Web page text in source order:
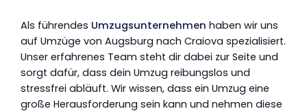
Als führendes Umzugsunternehmen haben wir uns
auf Umzüge von Augsburg nach Craiova spezialisiert.
Unser erfahrenes Team steht dir dabei zur Seite und
sorgt dafür, dass dein Umzug reibungslos und
stressfrei abläuft. Wir wissen, dass ein Umzug eine
große Herausforderung sein kann und nehmen diese